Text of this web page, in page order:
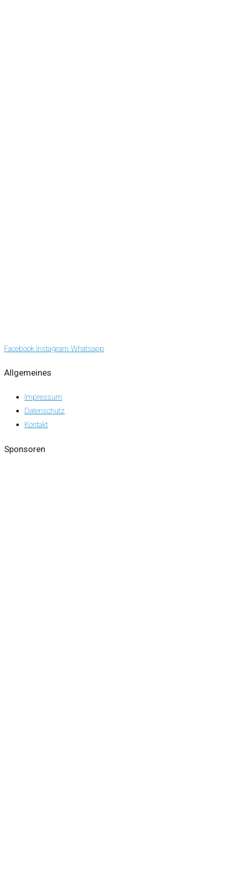
Facebook Instagram Whatsapp
Allgemeines
Impressum
Datenschutz
Kontakt
Sponsoren